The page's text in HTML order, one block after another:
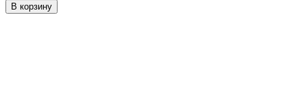
В корзину